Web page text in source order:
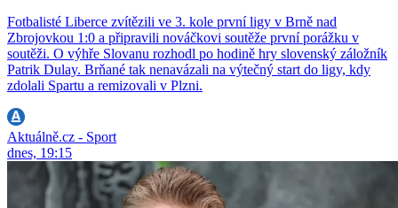
Fotbalisté Liberce zvítězili ve 3. kole první ligy v Brně nad
Zbrojovkou 1:0 a připravili nováčkovi soutěže první porážku v
soutěži. O výhře Slovanu rozhodl po hodině hry slovenský záložník
Patrik Dulay. Brňané tak nenavázali na výtečný start do ligy, kdy
zdolali Spartu a remizovali v Plzni.
Aktuálně.cz - Sport
dnes, 19:15